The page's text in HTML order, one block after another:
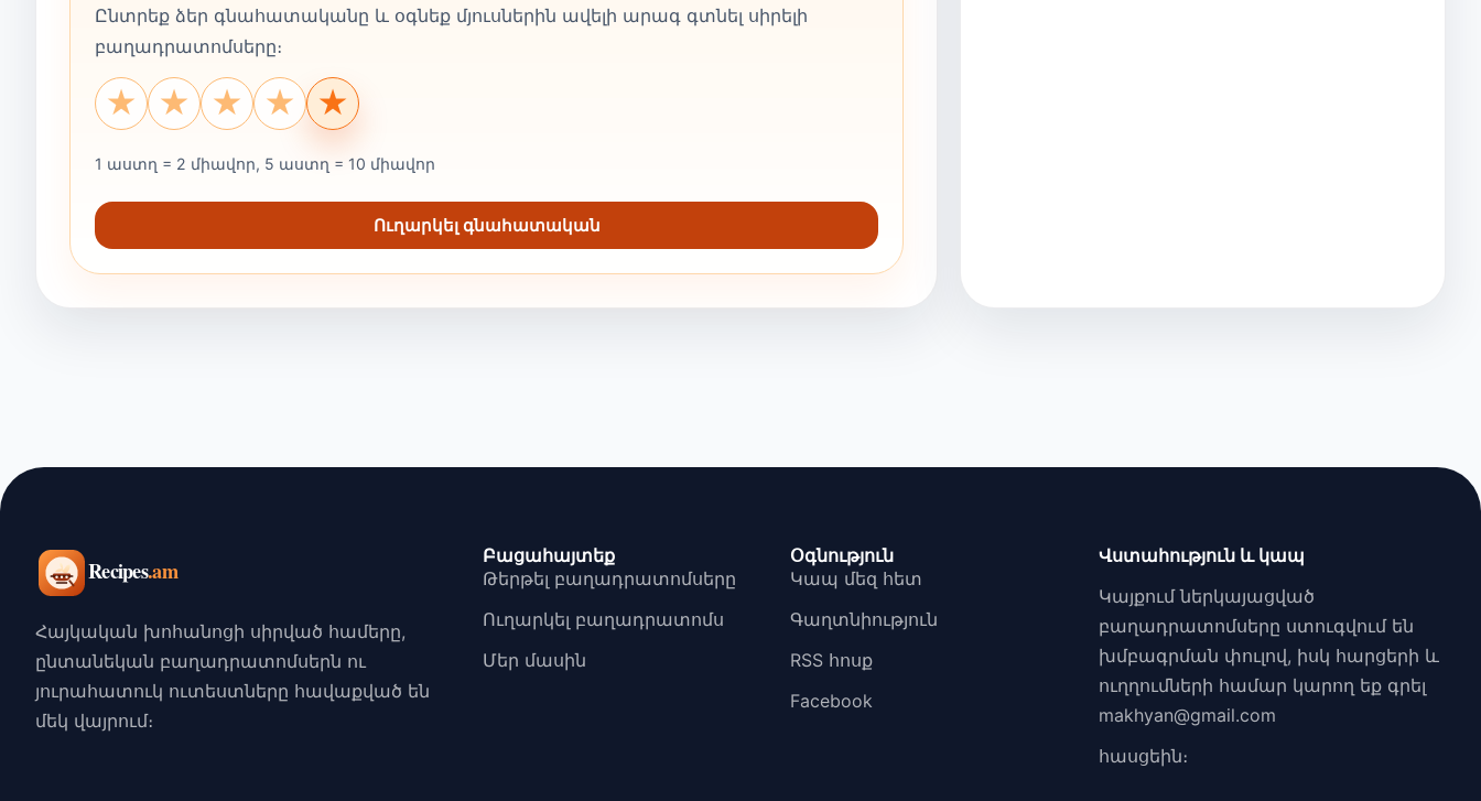
Ընտրեք ձեր գնահատականը և օգնեք մյուսներին ավելի արագ գտնել սիրելի
բաղադրատոմսերը։
★
★
★
★
★
1 աստղ = 2 միավոր, 5 աստղ = 10 միավոր
Ուղարկել գնահատական
Հայկական խոհանոցի սիրված համերը,
ընտանեկան բաղադրատոմսերն ու
յուրահատուկ ուտեստները հավաքված են
մեկ վայրում։
Բացահայտեք
Թերթել բաղադրատոմսերը
Ուղարկել բաղադրատոմս
Մեր մասին
Օգնություն
Կապ մեզ հետ
Գաղտնիություն
RSS հոսք
Facebook
Վստահություն և կապ
Կայքում ներկայացված
բաղադրատոմսերը ստուգվում են
խմբագրման փուլով, իսկ հարցերի և
ուղղումների համար կարող եք գրել
makhyan@gmail.com
հասցեին։